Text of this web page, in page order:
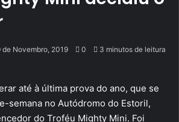
de Novembro, 2019 0 3 minutos de leitura
até à última prova do ano, que se
semana no Autódromo do Estoril,
do Troféu Mighty Mini. Foi